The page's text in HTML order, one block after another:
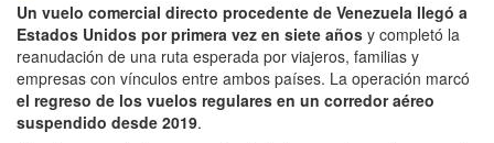
Un vuelo comercial directo procedente de Venezuela llegó a
Estados Unidos por primera vez en siete años y completó la
reanudación de una ruta esperada por viajeros, familias y
empresas con vínculos entre ambos países. La operación marcó
el regreso de los vuelos regulares en un corredor aéreo
suspendido desde 2019.